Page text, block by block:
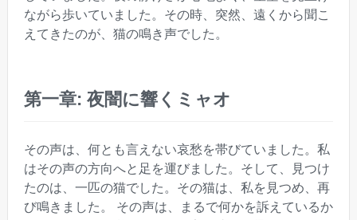
ながら歩いていました。その時、突然、遠くから聞こ
えてきたのが、猫の鳴き声でした。
第一章: 夜闇に響くミャオ
その声は、何とも言えない哀愁を帯びていました。私
はその声の方向へと足を運びました。そして、見つけ
たのは、一匹の猫でした。その猫は、私を見つめ、再
び鳴きました。 その声は、まるで何かを訴えているか